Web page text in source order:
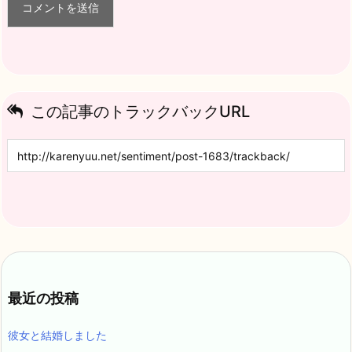
この記事のトラックバックURL
最近の投稿
彼女と結婚しました